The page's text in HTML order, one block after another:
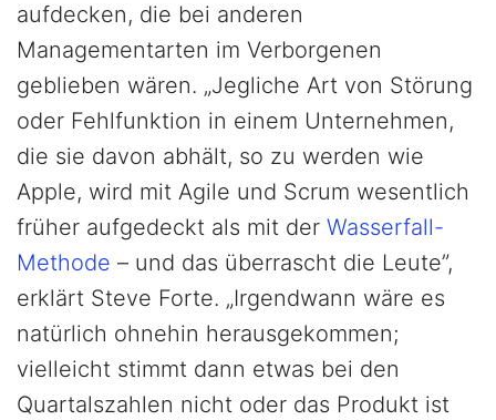
aufdecken, die bei anderen
Managementarten im Verborgenen
geblieben wären. „Jegliche Art von Störung
oder Fehlfunktion in einem Unternehmen,
die sie davon abhält, so zu werden wie
Apple, wird mit Agile und Scrum wesentlich
früher aufgedeckt als mit der Wasserfall-
Methode – und das überrascht die Leute”,
erklärt Steve Forte. „Irgendwann wäre es
natürlich ohnehin herausgekommen;
vielleicht stimmt dann etwas bei den
Quartalszahlen nicht oder das Produkt ist